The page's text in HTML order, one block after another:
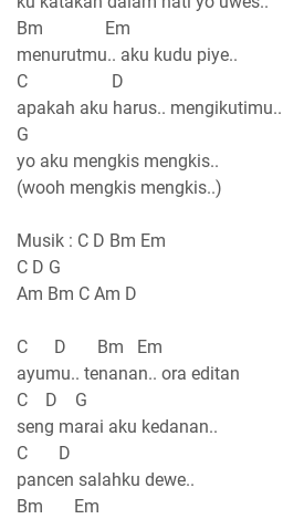
Bm Em
menurutmu.. aku kudu piye..
C D
apakah aku harus.. mengikutimu..
G
yo aku mengkis mengkis..
(wooh mengkis mengkis..)
Musik : C D Bm Em
C D G
Am Bm C Am D
C D Bm Em
ayumu.. tenanan.. ora editan
C D G
seng marai aku kedanan..
C D
pancen salahku dewe..
Bm Em